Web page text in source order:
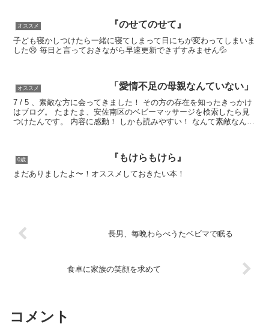
オススメ 『のせてのせて』
子ども寝かしつけたら一緒に寝てしまって日にちが変わってしまいま
した😣 毎日と言っておきながら早速更新できずすみません💦
オススメ 「愛情不足の母親なんていない」
7 / 5 、素敵な方に会ってきました！ その方の存在を知ったきっかけ
はブログ。 たまたま、安佐南区のベビーマッサージを検索したら見
つけたんです。 内容に感動！ しかも読みやすい！ なんて素敵なん
0歳 『もけらもけら』
まだありましたよ〜！オススメしておきたい本！
長男、毎晩わらべうたベビマで眠る
食卓に家族の笑顔を求めて
コメント